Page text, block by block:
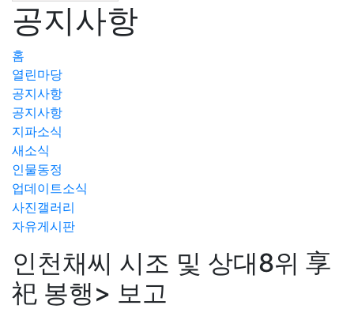
공지사항
홈
열린마당
공지사항
공지사항
지파소식
새소식
인물동정
업데이트소식
사진갤러리
자유게시판
인천채씨 시조 및 상대8위 享
祀 봉행> 보고